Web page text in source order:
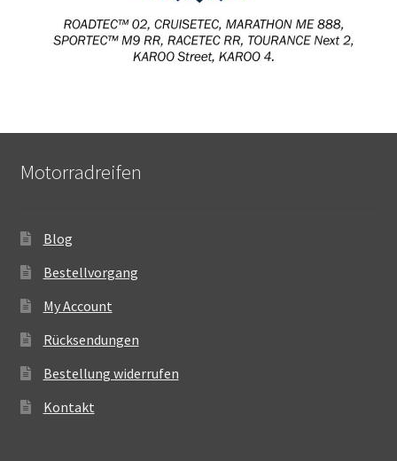
Motorradreifen
Blog
Bestellvorgang
My Account
Rücksendungen
Bestellung widerrufen
Kontakt